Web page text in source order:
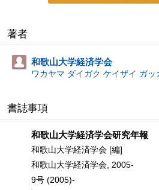
著者
和歌山大学経済学会
ワカヤマ ダイガク ケイザイ ガッ
書誌事項
和歌山大学経済学会研究年報
和歌山大学経済学会 [編]
和歌山大学経済学会, 2005-
9号 (2005)-